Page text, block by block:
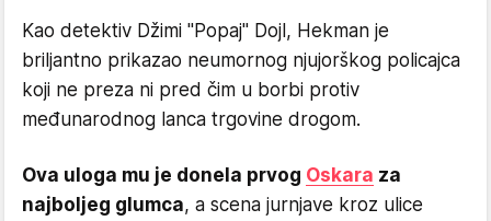
Kao detektiv Džimi "Popaj" Dojl, Hekman je
briljantno prikazao neumornog njujorškog policajca
koji ne preza ni pred čim u borbi protiv
međunarodnog lanca trgovine drogom.
Ova uloga mu je donela prvog Oskara za
najboljeg glumca, a scena jurnjave kroz ulice